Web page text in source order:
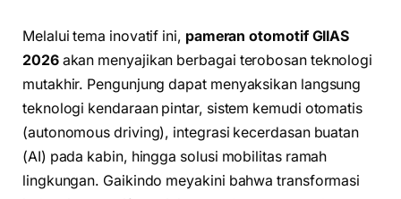
Melalui tema inovatif ini, pameran otomotif GIIAS
2026akan menyajikan berbagai terobosan teknologi
mutakhir. Pengunjung dapat menyaksikan langsung
teknologi kendaraan pintar, sistem kemudi otomatis
(autonomous driving), integrasi kecerdasan buatan
(AI) pada kabin, hingga solusi mobilitas ramah
lingkungan. Gaikindo meyakini bahwa transformasi